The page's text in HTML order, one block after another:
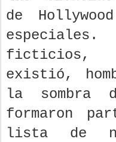
de
ficticios,
existió,
la sombra
formaron
lista de